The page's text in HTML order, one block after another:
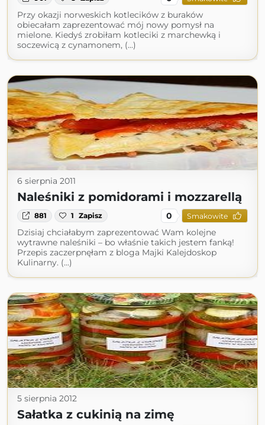
Przy okazji norweskich kotlecików z buraków
obiecałam zaprezentować mój nowy pomysł na
mielone. Kiedyś zrobiłam kotleciki z marchewką i
soczewicą z cynamonem, (...)
6 sierpnia 2011
Naleśniki z pomidorami i mozzarellą
881 1 Zapisz 0 Smakowite
Dzisiaj chciałabym zaprezentować Wam kolejne
wytrawne naleśniki – bo właśnie takich jestem fanką!
Przepis zaczerpnęłam z bloga Majki Kalejdoskop
Kulinarny. (...)
5 sierpnia 2012
Sałatka z cukinią na zimę